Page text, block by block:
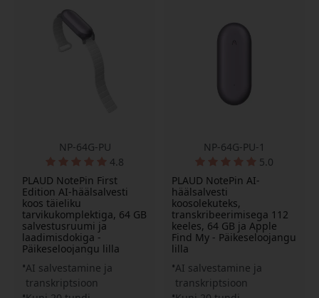
NP-64G-PU
4.8
PLAUD NotePin First
Edition AI-häälsalvesti
koos täieliku
tarvikukomplektiga, 64 GB
salvestusruumi ja
laadimisdokiga -
Päikeseloojangu lilla
AI salvestamine ja
transkriptsioon
NP-64G-PU-1
5.0
PLAUD NotePin AI-
häälsalvesti
koosolekuteks,
transkribeerimisega 112
keeles, 64 GB ja Apple
Find My - Päikeseloojangu
lilla
AI salvestamine ja
transkriptsioon